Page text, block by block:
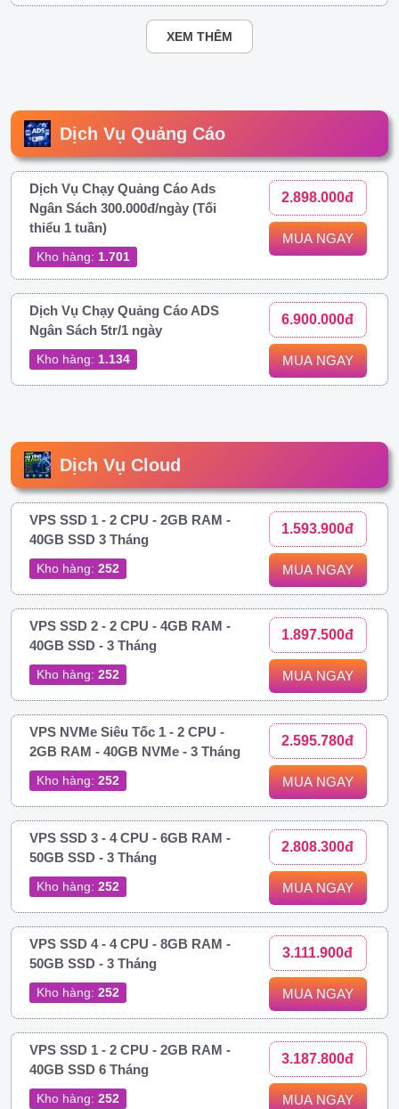
XEM THÊM
Dịch Vụ Quảng Cáo
Dịch Vụ Chạy Quảng Cáo Ads
Ngân Sách 300.000đ/ngày (Tối
thiểu 1 tuần)
Kho hàng: 1.701
2.898.000đ
MUA NGAY
Dịch Vụ Chạy Quảng Cáo ADS
Ngân Sách 5tr/1 ngày
Kho hàng: 1.134
6.900.000đ
MUA NGAY
Dịch Vụ Cloud
VPS SSD 1 - 2 CPU - 2GB RAM -
40GB SSD 3 Tháng
Kho hàng: 252
1.593.900đ
MUA NGAY
VPS SSD 2 - 2 CPU - 4GB RAM -
40GB SSD - 3 Tháng
Kho hàng: 252
1.897.500đ
MUA NGAY
VPS NVMe Siêu Tốc 1 - 2 CPU -
2GB RAM - 40GB NVMe - 3 Tháng
Kho hàng: 252
2.595.780đ
MUA NGAY
VPS SSD 3 - 4 CPU - 6GB RAM -
50GB SSD - 3 Tháng
Kho hàng: 252
2.808.300đ
MUA NGAY
VPS SSD 4 - 4 CPU - 8GB RAM -
50GB SSD - 3 Tháng
Kho hàng: 252
3.111.900đ
MUA NGAY
VPS SSD 1 - 2 CPU - 2GB RAM -
40GB SSD 6 Tháng
Kho hàng: 252
3.187.800đ
MUA NGAY